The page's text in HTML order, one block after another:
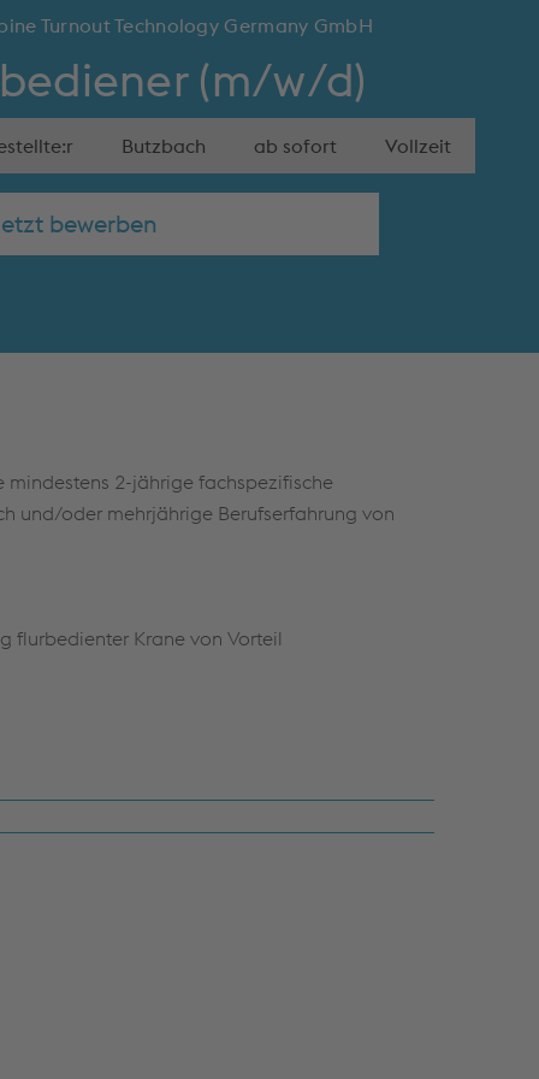
Turnout Technology Germany GmbH
(m/w/d)
Butzbach ab sofort Vollzeit
bewerben
mindestens 2-jährige fachspezifische
und/oder mehrjährige Berufserfahrung von
flurbedienter Krane von Vorteil